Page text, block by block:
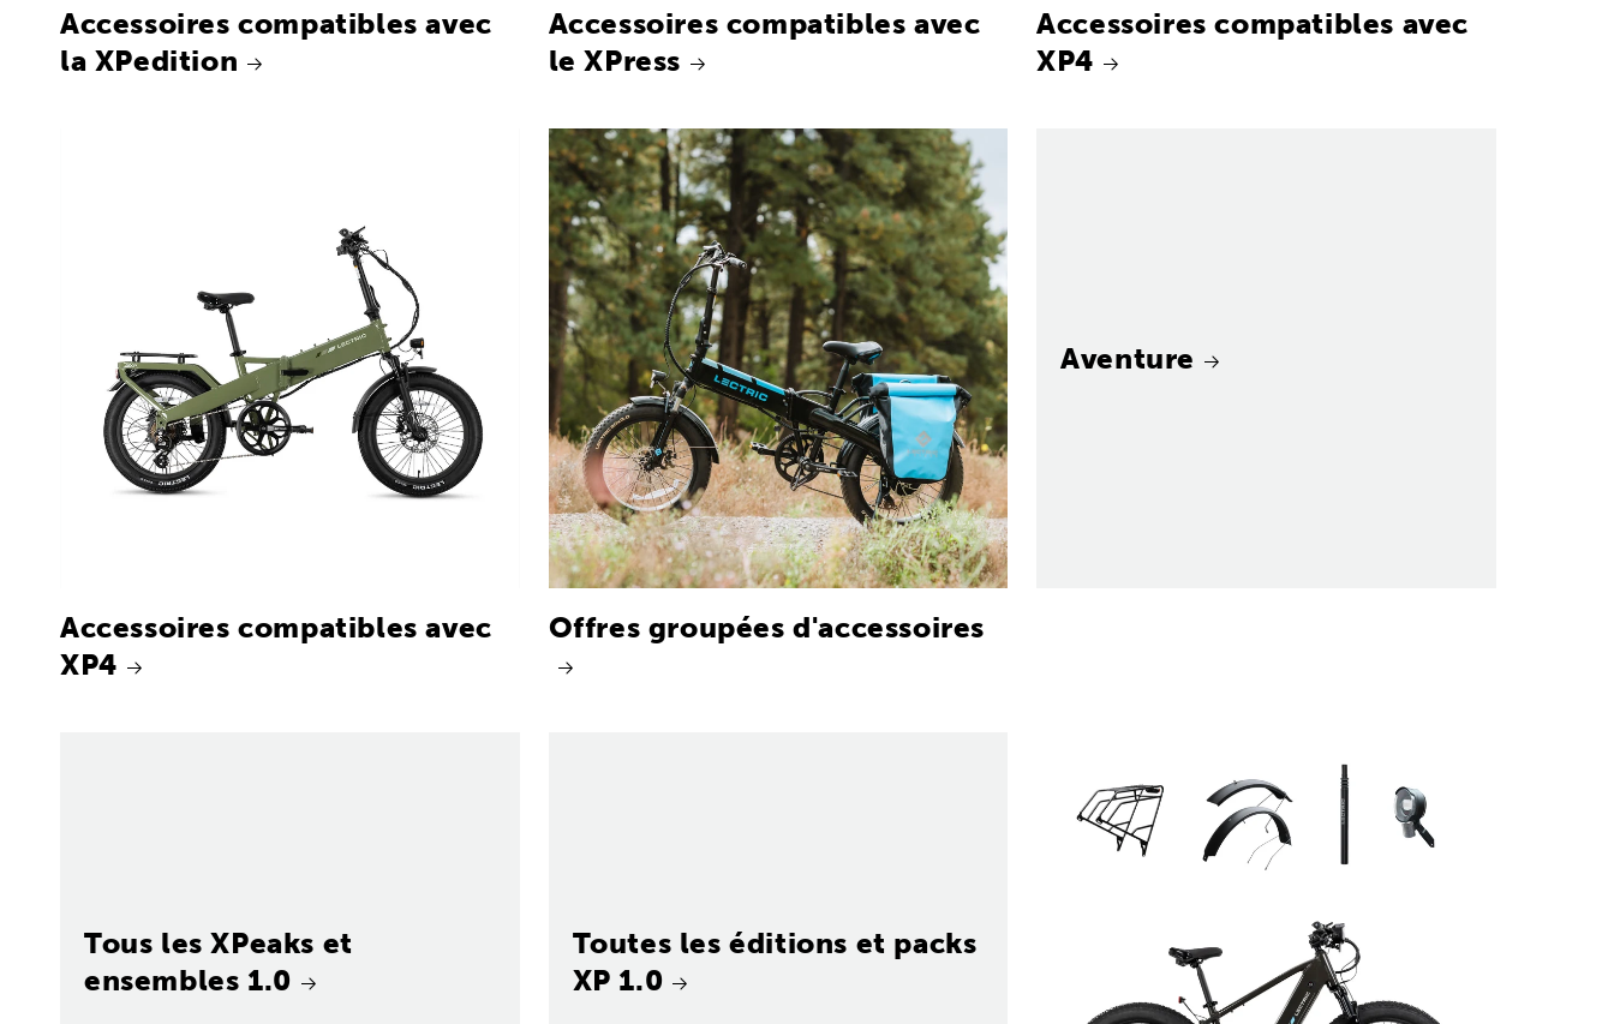
Accessoires compatibles avec
la XPedition
Accessoires compatibles avec
le XPress
Accessoires compatibles avec
XP4
Accessoires compatibles avec
XP4
Offres groupées d'accessoires
Aventure
Tous les XPeaks et
ensembles 1.0
Toutes les éditions et packs
XP 1.0